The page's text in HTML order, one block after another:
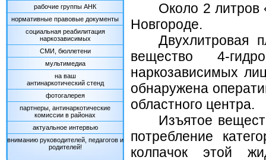
рабочие группы АНК
нормативные правовые документы
социальная реабилитация
наркозависимых
СМИ, бюллетени
мультимедиа
на ваш
антинаркотический стенд
фотогалерея
партнеры, антинаркотические
комиссии в районах
актуальное интервью
вниманию руководителей, педагогов и
родителей!
Около 2 литров
Новгороде.
Двухлитровая
вещество
4-
наркозависимых
обнаружена
областного центра.
Изъятое
потребление
колпачок этой